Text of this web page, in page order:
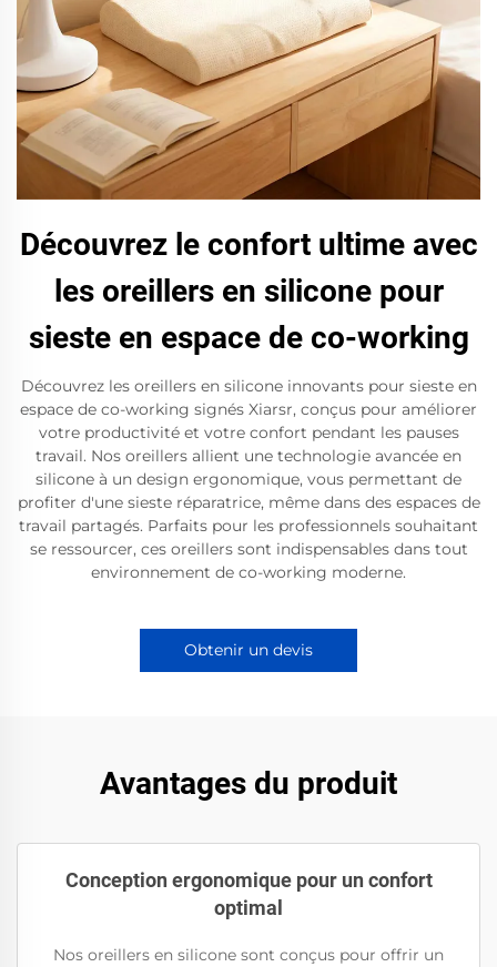
Découvrez le confort ultime avec
les oreillers en silicone pour
sieste en espace de co-working
Découvrez les oreillers en silicone innovants pour sieste en
espace de co-working signés Xiarsr, conçus pour améliorer
votre productivité et votre confort pendant les pauses
travail. Nos oreillers allient une technologie avancée en
silicone à un design ergonomique, vous permettant de
profiter d'une sieste réparatrice, même dans des espaces de
travail partagés. Parfaits pour les professionnels souhaitant
se ressourcer, ces oreillers sont indispensables dans tout
environnement de co-working moderne.
Obtenir un devis
Avantages du produit
Conception ergonomique pour un confort
optimal
Nos oreillers en silicone sont conçus pour offrir un